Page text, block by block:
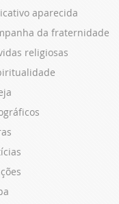
aparecida
da fraternidade
religiosas